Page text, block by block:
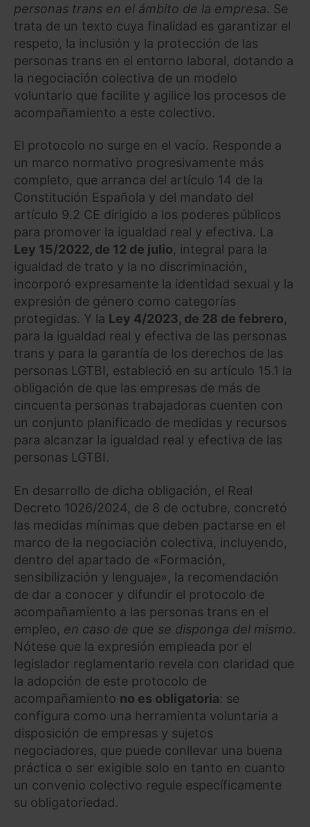
personas trans en el ámbito de la empresa. Se
trata de un texto cuya finalidad es garantizar el
respeto, la inclusión y la protección de las
personas trans en el entorno laboral, dotando a
la negociación colectiva de un modelo
voluntario que facilite y agilice los procesos de
acompañamiento a este colectivo.
El protocolo no surge en el vacío. Responde a
un marco normativo progresivamente más
completo, que arranca del artículo 14 de la
Constitución Española y del mandato del
artículo 9.2 CE dirigido a los poderes públicos
para promover la igualdad real y efectiva. La
Ley 15/2022, de 12 de julio, integral para la
igualdad de trato y la no discriminación,
incorporó expresamente la identidad sexual y la
expresión de género como categorías
protegidas. Y la Ley 4/2023, de 28 de febrero,
para la igualdad real y efectiva de las personas
trans y para la garantía de los derechos de las
personas LGTBI, estableció en su artículo 15.1 la
obligación de que las empresas de más de
cincuenta personas trabajadoras cuenten con
un conjunto planificado de medidas y recursos
para alcanzar la igualdad real y efectiva de las
personas LGTBI.
En desarrollo de dicha obligación, el Real
Decreto 1026/2024, de 8 de octubre, concretó
las medidas mínimas que deben pactarse en el
marco de la negociación colectiva, incluyendo,
dentro del apartado de «Formación,
sensibilización y lenguaje», la recomendación
de dar a conocer y difundir el protocolo de
acompañamiento a las personas trans en el
empleo, en caso de que se disponga del mismo.
Nótese que la expresión empleada por el
legislador reglamentario revela con claridad que
la adopción de este protocolo de
acompañamiento no es obligatoria: se
configura como una herramienta voluntaria a
disposición de empresas y sujetos
negociadores, que puede conllevar una buena
práctica o ser exigible solo en tanto en cuanto
un convenio colectivo regule específicamente
su obligatoriedad.